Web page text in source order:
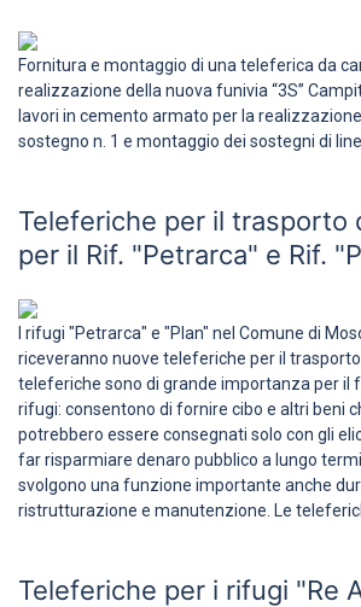
Fornitura e montaggio di una teleferica da
realizzazione della nuova funivia “3S”
lavori in cemento armato per la
sostegno n. 1 e montaggio dei sostegni di
Teleferiche per il trasporto
per il Rif. "Petrarca" e Rif.
I rifugi "Petrarca" e "Plan" nel Comune di
riceveranno nuove teleferiche per il
teleferiche sono di grande importanza per il
rifugi: consentono di fornire cibo e altri beni
potrebbero essere consegnati solo con gli
far risparmiare denaro pubblico a lungo
svolgono una funzione importante anche
ristrutturazione e manutenzione. Le
Teleferiche per i rifugi "Re